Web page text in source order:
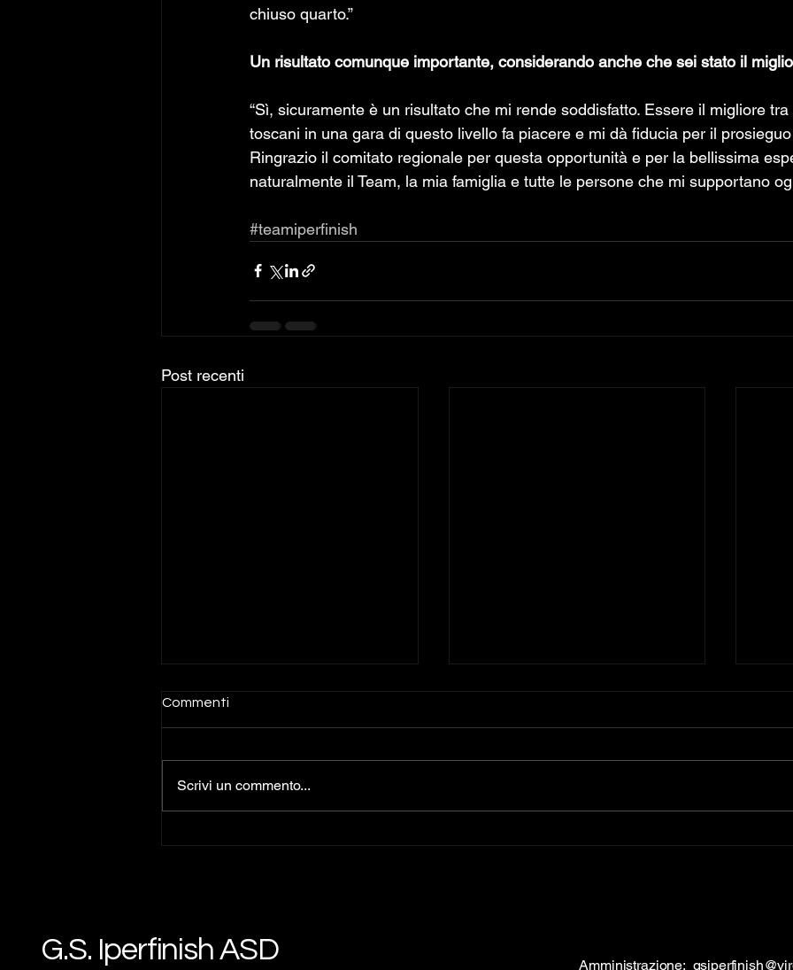
chiuso quarto.”
Un risultato comunque importante, considerando anche che sei stato il
“Sì, sicuramente è un risultato che mi rende soddisfatto. Essere il migliore
toscani in una gara di questo livello fa piacere e mi dà fiducia per il
Ringrazio il comitato regionale per questa opportunità e per la bellissima
naturalmente il Team, la mia famiglia e tutte le persone che mi supportano
#teamiperfinish
Post recenti
Commenti
Scrivi un commento...
G.S. Iperfinish ASD Amministrazione: